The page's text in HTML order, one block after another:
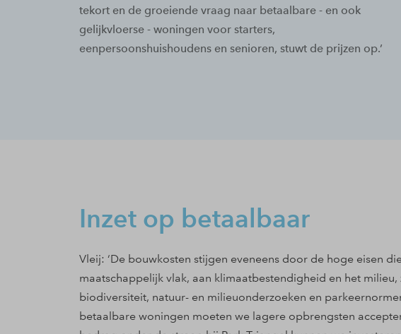
tekort en de groeiende vraag naar betaalbare - en ook
gelijkvloerse - woningen voor starters,
eenpersoonshuishoudens en senioren, stuwt de prijzen op.’
Inzet op betaalbaar
Vleij: ‘De bouwkosten stijgen eveneens door de hoge eisen
maatschappelijk vlak, aan klimaatbestendigheid en het
biodiversiteit, natuur- en milieuonderzoeken en
betaalbare woningen moeten we lagere opbrengsten